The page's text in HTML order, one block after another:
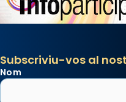
Subscriviu-vos al
Nom